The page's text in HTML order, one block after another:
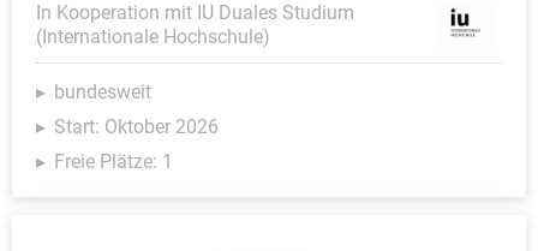
In Kooperation mit IU Duales Studium
(Internationale Hochschule)
bundesweit
Start: Oktober 2026
Freie Plätze: 1